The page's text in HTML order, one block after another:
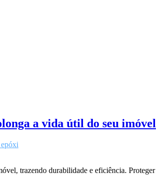
a vida útil do seu imóvel
trazendo durabilidade e eficiência.